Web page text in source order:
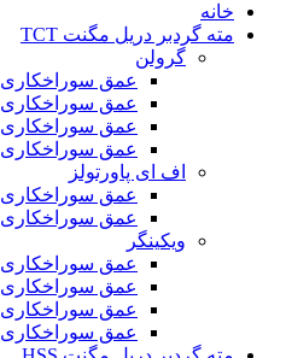
خانه
مته گردبر دریل مگنت TCT
گرولن
عمق سوراخکاری 35 میلی‌متر
عمق سوراخکاری ۵۵ میلی‌متر
عمق سوراخکاری ۷۵ میلی‌متر
عمق سوراخکاری ۱۰۰ میلی‌متر
اف ای پاورتولز
عمق سوراخکاری ۳۵ میلی‌متر
عمق سوراخکاری 55 میلی‌متر
ویکینگر
عمق سوراخکاری 35 میلی‌متر
عمق سوراخکاری ۵۵ میلی‌متر
عمق سوراخکاری ۷۵ میلی‌متر
عمق سوراخکاری ۱۰۰ میلی‌متر